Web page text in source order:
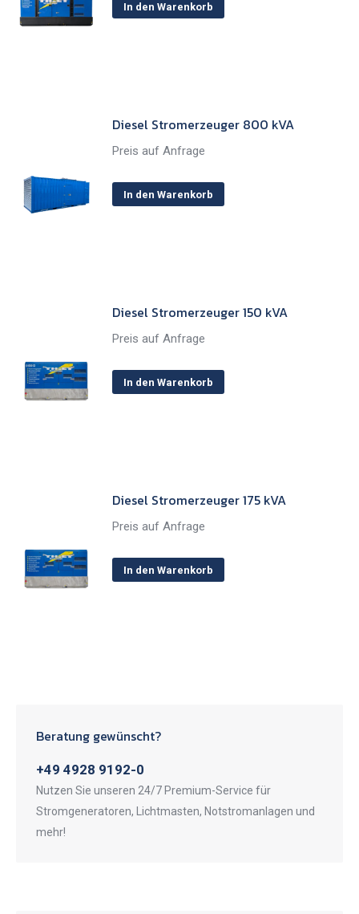
In den Warenkorb
Diesel Stromerzeuger 800 kVA
Preis auf Anfrage
In den Warenkorb
Diesel Stromerzeuger 150 kVA
Preis auf Anfrage
In den Warenkorb
Diesel Stromerzeuger 175 kVA
Preis auf Anfrage
In den Warenkorb
Beratung gewünscht?
+49 4928 9192-0
Nutzen Sie unseren 24/7 Premium-Service für
Stromgeneratoren, Lichtmasten, Notstromanlagen und
mehr!